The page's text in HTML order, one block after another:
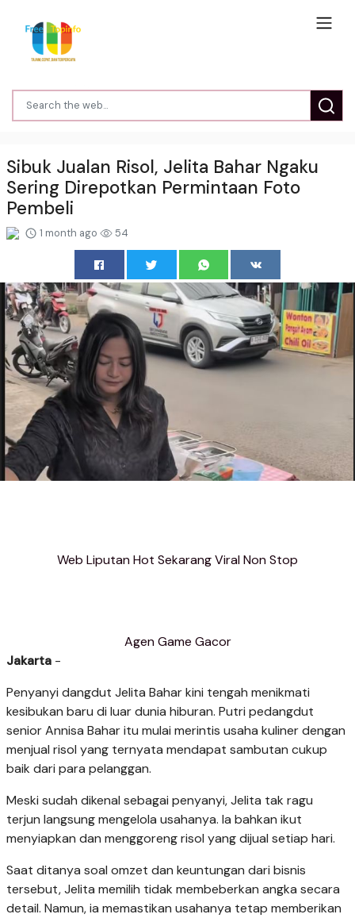
Sibuk Jualan Risol, Jelita Bahar Ngaku
Sering Direpotkan Permintaan Foto
Pembeli
1 month ago 54
Web Liputan Hot Sekarang Viral Non Stop
Agen Game Gacor
Jakarta -
Penyanyi dangdut Jelita Bahar kini tengah menikmati
kesibukan baru di luar dunia hiburan. Putri pedangdut
senior Annisa Bahar itu mulai merintis usaha kuliner dengan
menjual risol yang ternyata mendapat sambutan cukup
baik dari para pelanggan.
Meski sudah dikenal sebagai penyanyi, Jelita tak ragu
terjun langsung mengelola usahanya. Ia bahkan ikut
menyiapkan dan menggoreng risol yang dijual setiap hari.
Saat ditanya soal omzet dan keuntungan dari bisnis
tersebut, Jelita memilih tidak membeberkan angka secara
detail. Namun, ia memastikan usahanya tetap memberikan